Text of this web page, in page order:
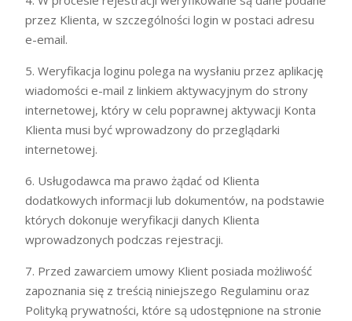
przez Klienta, w szczególności login w postaci adresu
e-email.
5. Weryfikacja loginu polega na wysłaniu przez aplikację
wiadomości e-mail z linkiem aktywacyjnym do strony
internetowej, który w celu poprawnej aktywacji Konta
Klienta musi być wprowadzony do przeglądarki
internetowej.
6. Usługodawca ma prawo żądać od Klienta
dodatkowych informacji lub dokumentów, na podstawie
których dokonuje weryfikacji danych Klienta
wprowadzonych podczas rejestracji.
7. Przed zawarciem umowy Klient posiada możliwość
zapoznania się z treścią niniejszego Regulaminu oraz
Polityką prywatności, które są udostępnione na stronie